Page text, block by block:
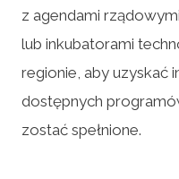
z agendami
lub inkubatorami
regionie, aby uzyskać
dostępnych
zostać spełnione.